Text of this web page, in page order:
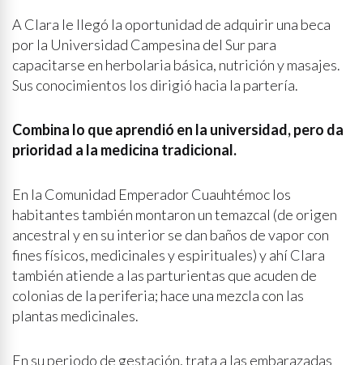
A Clara le llegó la oportunidad de adquirir una beca
por la Universidad Campesina del Sur para
capacitarse en herbolaria básica, nutrición y masajes.
Sus conocimientos los dirigió hacia la partería.
Combina lo que aprendió en la universidad, pero da
prioridad a la medicina tradicional.
En la Comunidad Emperador Cuauhtémoc los
habitantes también montaron un temazcal (de origen
ancestral y en su interior se dan baños de vapor con
fines físicos, medicinales y espirituales) y ahí Clara
también atiende a las parturientas que acuden de
colonias de la periferia; hace una mezcla con las
plantas medicinales.
En su periodo de gestación, trata a las embarazadas